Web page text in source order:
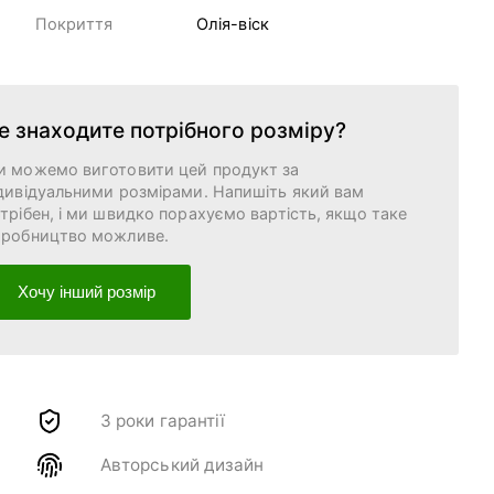
Покриття
Олія-віск
знаходите потрібного розміру?
можемо виготовити цей продукт за
розмірами. Напишіть який вам
і ми швидко порахуємо вартість, якщо таке
можливе.
Хочу інший розмір
3 роки гарантії
Авторський дизайн